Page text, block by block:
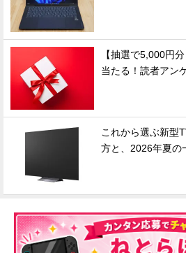
【抽選で5,000円
当たる！読者アン
これから選ぶ新型
方と、2026年夏の